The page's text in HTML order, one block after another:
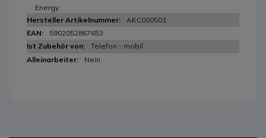
Energy
AKC000501
5902052867653
Telefon - mobil
Nein